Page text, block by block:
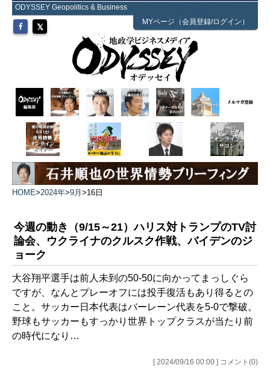
ODYSSEY Geopolitics & Business
MYページ（会員登録/ログイン）
HOME>2024年>9月 >16日
今週の動き（9/15～21）ハリス対トランプのTV討
論会、ウクライナのクルスク作戦、バイデンのジ
ョーク
大谷翔平選手は前人未到の50-50に向かってまっしぐら
ですが、なんとプレーオフには投手復活もあり得るとの
こと。サッカー日本代表はバーレーン代表を5-0で撃破。
野球もサッカーもすっかり世界トップクラスが当たり前
の時代になり…
[ 2024/09/16 00:00 ] コメント(0)